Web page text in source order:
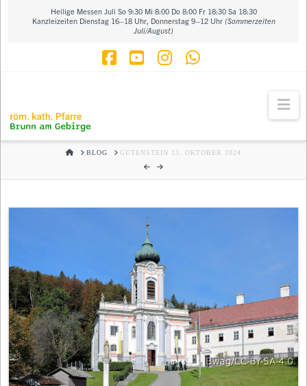
Heilige Messen Juli So 9:30 Mi 8:00 Do 8:00 Fr 18:30 Sa 18:30
Kanzleizeiten Dienstag 16–18 Uhr, Donnerstag 9–12 Uhr (Sommerzeiten
Juli/August)
HOMEBLOG GUTENSTEIN 13. OKTOBER 2024